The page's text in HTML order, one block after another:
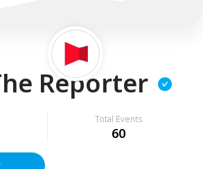
Reporter
Total Events
60